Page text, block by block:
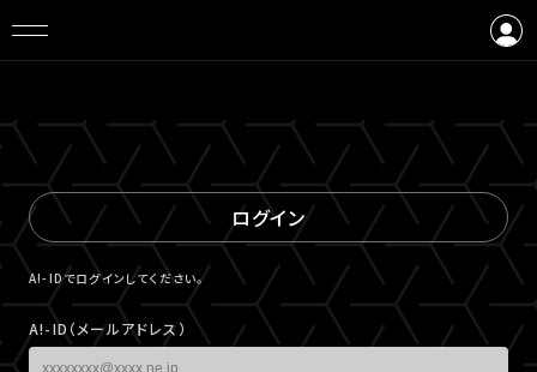
ログイン
A!-IDでログインしてください。
A!-ID（メールアドレス）